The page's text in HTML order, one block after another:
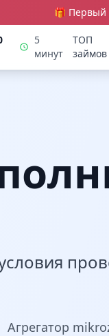
🎁 Первый
5
минут
ТОП
займов
Агрегатор